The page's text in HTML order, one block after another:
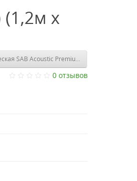
(1,2м x
м2 SAB Acoustic Premium P2 (фаска) (0,6м
0 отзывов